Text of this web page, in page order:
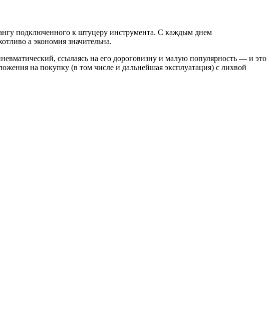
подключенного к штуцеру инструмента. С каждым днем
а экономия значительна.
ссылаясь на его дороговизну и малую популярность — и это
на покупку (в том числе и дальнейшая эксплуатация) с лихвой